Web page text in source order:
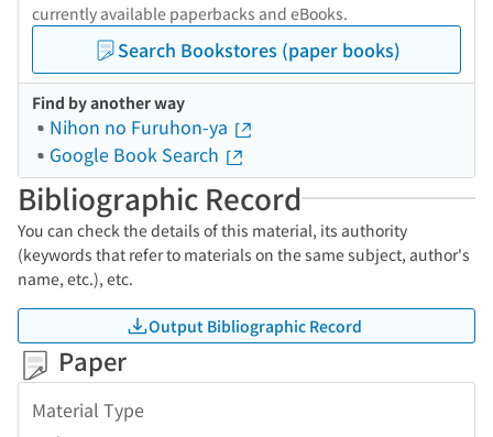
currently available paperbacks and eBooks.
Search Bookstores (paper books)
Find by another way
Nihon no Furuhon-ya
Google Book Search
Bibliographic Record
You can check the details of this material, its authority
(keywords that refer to materials on the same subject, author's
name, etc.), etc.
Output Bibliographic Record
Paper
Material Type